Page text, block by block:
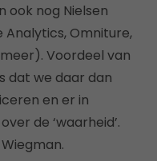
ook nog Nielsen
Analytics, Omniture,
Voordeel van
dat we daar dan
en er in
de ‘waarheid’.